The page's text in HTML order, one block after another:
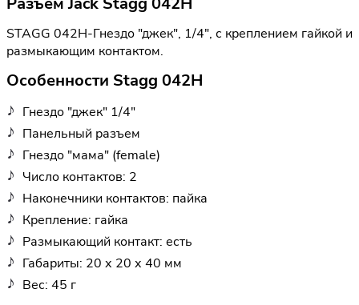
STAGG 042H-Гнездо "джек", 1/4", с креплением гайкой и
размыкающим контактом.
Особенности Stagg 042H
Гнездо "джек" 1/4"
Панельный разъем
Гнездо "мама" (female)
Число контактов: 2
Наконечники контактов: пайка
Крепление: гайка
Размыкающий контакт: есть
Габариты: 20 х 20 х 40 мм
Вес: 45 г